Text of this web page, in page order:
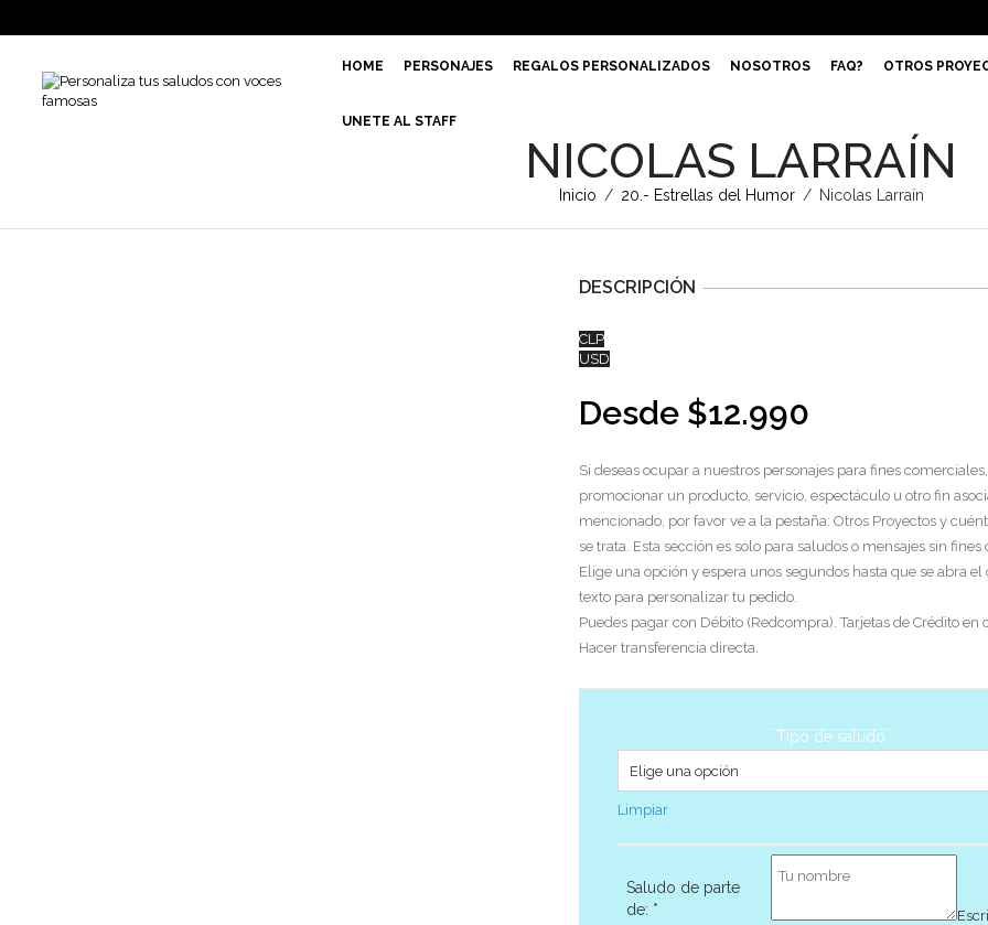
HOME PERSONAJES REGALOS PERSONALIZADOS NOSOTROS FAQ? OTROS
UNETE AL STAFF
NICOLAS LARRAÍN
Inicio / 20.- Estrellas del Humor / Nicolas Larraín
DESCRIPCIÓN
CLP
USD
Desde $12.990
Si deseas ocupar a nuestros personajes para fines
promocionar un producto, servicio, espectáculo u otro fin
mencionado, por favor ve a la pestaña: Otros Proyectos y
se trata. Esta sección es solo para saludos o mensajes sin fines
Elige una opción y espera unos segundos hasta que se abra el
texto para personalizar tu pedido.
Puedes pagar con Débito (Redcompra). Tarjetas de Crédito en
Hacer transferencia directa.
Tipo de saludo
Limpiar
Saludo de parte
de: *